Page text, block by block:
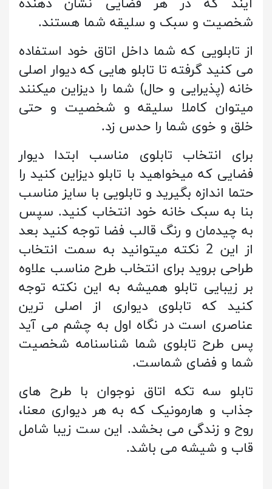
آیند که در هر فضایی نشان دهنده
شخصیت و سبک و سلیقه شما هستند.
از تابلویی که شما داخل اتاق خود استفاده
می کنید گرفته تا تابلو هایی که دیوار اصلی
خانه (پذیرایی و حال) شما را دیزاین میکنند
میتوان کاملا سلیقه و شخصیت و حتی
خلق و خوی شما را حدس زد.
برای انتخاب تابلوی مناسب ابتدا دیوار
فضایی که میخواهید با تابلو دیزاین کنید را
حتما اندازه بگیرید و تابلویی با سایز مناسب
بنا به سبک خانه خود انتخاب کنید. سپس
به چیدمان و رنگ قالب فضا توجه کنید بعد
از این 2 نکته میتوانید به سمت انتخاب
طراحی بروید برای انتخاب طرح مناسب علاوه
بر زیبایی تابلو همیشه به این نکته توجه
کنید که تابلوی دیواری از اصلی ترین
عناصری است در نگاه اول به چشم می آید
پس طرح تابلوی شما شناسنامه شخصیت
شما و فضای شماست.
تابلو سه تکه اتاق نوجوان با طرح های
جذاب و هارمونیک که به هر دیواری معنا،
روح و زندگی می بخشد. این ست زیبا شامل
قاب و شیشه می باشد.